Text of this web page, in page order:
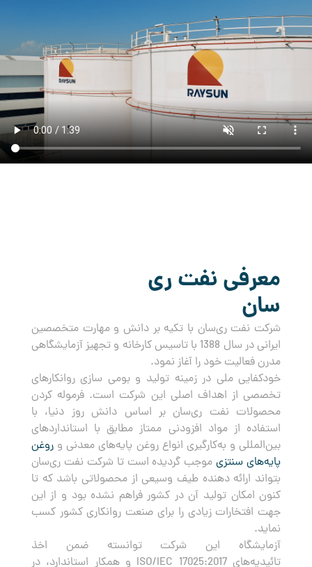
معرفی نفت ری
سان
شرکت نفت ری‌سان با تکیه بر دانش و مهارت متخصصین
ایرانی در سال 1388 با تاسیس کارخانه و تجهیز آزمایشگاهی
مدرن فعالیت خود را آغاز نمود.
خودکفایی ملی در زمینه تولید و بومی سازی روانکارهای
تخصصی از اهداف اصلی این شرکت است. فرموله کردن
محصولات نفت ری‌سان بر اساس دانش روز دنیا، با
استفاده از مواد افزودنی ممتاز مطابق با استانداردهای
بین‌المللی و به‌کارگیری انواع روغن پایه‌های معدنی وروغن
پایه‌های سنتزیموجب گردیده است تا شرکت نفت ری‌سان
بتواند ارائه دهنده طیف وسیعی از محصولاتی باشد که تا
کنون امکان تولید آن در کشور فراهم نشده بود و از این
جهت افتخارات زیادی را برای صنعت روانکاری کشور کسب
نماید.
آزمایشگاه این شرکت توانسته ضمن اخذ
تائیدیه‌های ISO/IEC 17025:2017 و همکار استاندارد، در